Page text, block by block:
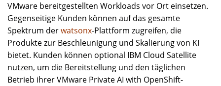
VMware bereitgestellten Workloads vor Ort einsetzen.
Gegenseitige Kunden können auf das gesamte
Spektrum derwatsonx-Plattform zugreifen, die
Produkte zur Beschleunigung und Skalierung von KI
bietet. Kunden können optional IBM Cloud Satellite
nutzen, um die Bereitstellung und den täglichen
Betrieb ihrer VMware Private AI with OpenShift-